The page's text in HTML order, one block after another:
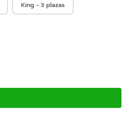
King - 3 plazas